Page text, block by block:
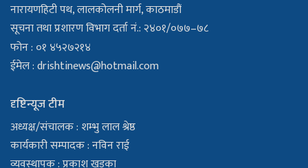
नारायणहिटी पथ, लालकोलनी मार्ग, काठमाडौं
सूचना तथा प्रशारण विभाग दर्ता नं.: २४०१/०७७–७८
फोन : ०१ ४५२७२१४
ईमेल :drishtinews@hotmail.com
दृष्टिन्यूज टीम
अध्यक्ष/संचालक : शम्भु लाल श्रेष्ठ
कार्यकारी सम्पादक : नविन राई